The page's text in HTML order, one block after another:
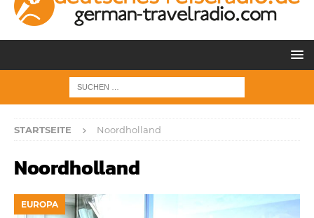
STARTSEITE Noordholland
Noordholland
EUROPA